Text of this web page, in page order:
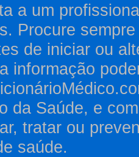
a um
Procure
de iniciar ou
informação
da Saúde, e
tratar ou
saúde.